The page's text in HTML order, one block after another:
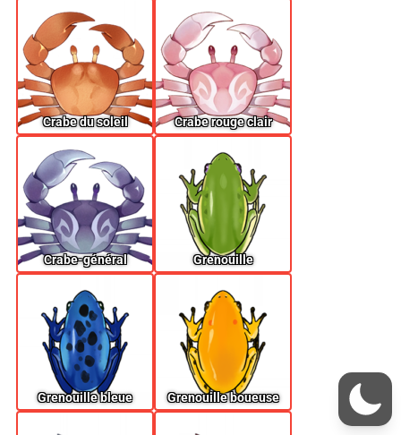
Crabe du soleil Crabe rouge clair
Crabe-général Grenouille
Grenouille bleue Grenouille boueuse